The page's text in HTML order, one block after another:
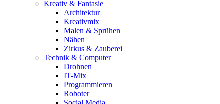
Kreativ & Fantasie
Architektur
Kreativmix
Malen & Sprühen
Nähen
Zirkus & Zauberei
Technik & Computer
Drohnen
IT-Mix
Programmieren
Roboter